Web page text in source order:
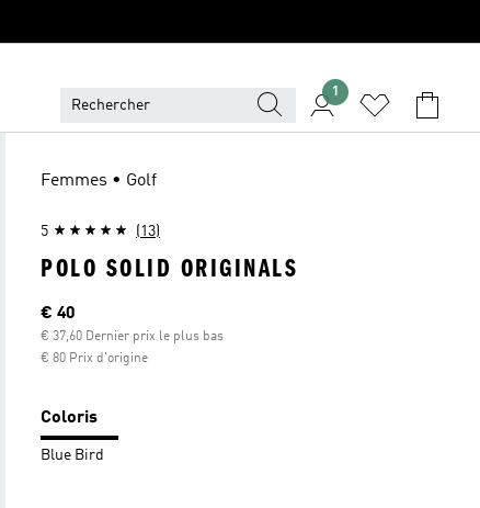
1
Femmes • Golf
5 (13)
POLO SOLID ORIGINALS
Current price
€ 40
€ 37,60 Dernier prix le plus bas
€ 80 Prix d'origine
Coloris
Blue Bird